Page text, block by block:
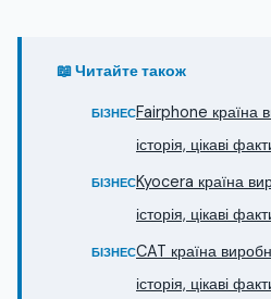
📖 Читайте також
БІЗНЕСFairphone країна
історія, цікаві
БІЗНЕСKyocera країна
історія, цікаві
БІЗНЕСCAT країна
історія, цікаві